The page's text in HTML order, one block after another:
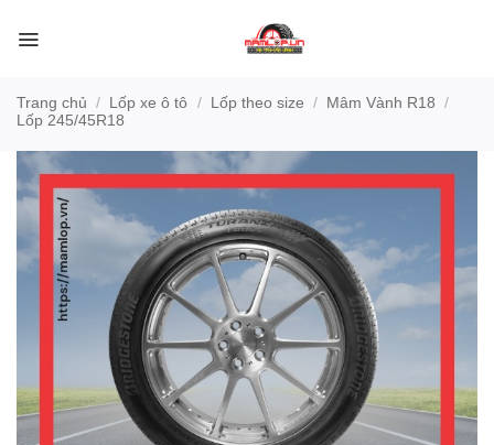
qua
Trang chủ / Lốp xe ô tô / Lốp theo size / Mâm Vành R18 /
Lốp 245/45R18